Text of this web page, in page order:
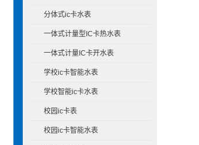
分体式ic卡水表
一体式计量型IC卡热水表
一体式计量IC卡开水表
学校ic卡智能水表
学校智能ic卡水表
校园ic卡表
校园ic卡智能水表